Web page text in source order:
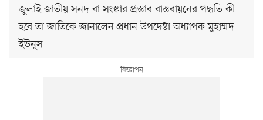
জুলাই জাতীয় সনদ বা সংস্কার প্রস্তাব বাস্তবায়নের পদ্ধতি কী
হবে তা জাতিকে জানালেন প্রধান উপদেষ্টা অধ্যাপক মুহাম্মদ
ইউনূস